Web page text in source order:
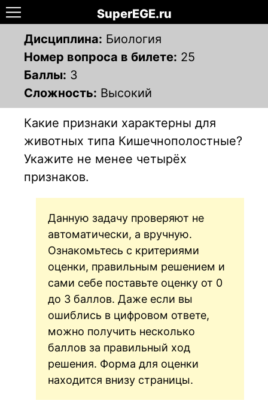
SuperEGE.ru
Дисциплина: Биология
Номер вопроса в билете: 25
Баллы: 3
Сложность: Высокий
Какие признаки характерны для
животных типа Кишечнополостные?
Укажите не менее четырёх
признаков.
Данную задачу проверяют не
автоматически, а вручную.
Ознакомьтесь с критериями
оценки, правильным решением и
сами себе поставьте оценку от 0
до 3 баллов. Даже если вы
ошиблись в цифровом ответе,
можно получить несколько
баллов за правильный ход
решения. Форма для оценки
находится внизу страницы.